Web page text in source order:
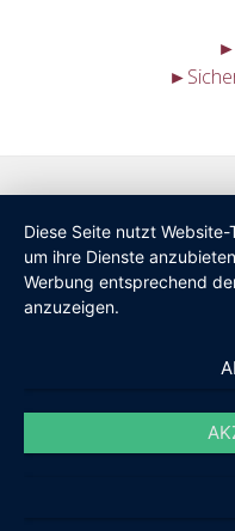
Diese Seite nutzt
um ihre Dienste
Werbung entsprechend
anzuzeigen.